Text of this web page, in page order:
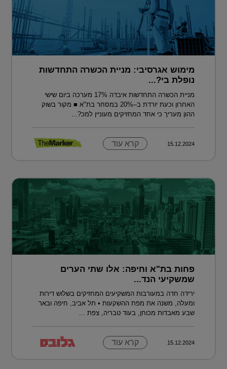
מימוש אגרסיבי: מניית הכשרה התחדשות
נופלת בי?...
מניית הכשרה התחדשות איבדה 17% מערכה ביום שישי
האחרון וכעת יורדת ב–20% במסחר בת"א ■ מקור בשוק
ההון מעריך כי אחד המחזיקים מעוניין למכ?...
15.12.2024 קרא עוד
פחות בת"א וחיפה: אלו שתי הערים
שמשקיעי הנד...
ירידה חדה במעורבות המשקיעים המחזיקים בשלוש דירות
ומעלה, משנה את מפת ההשקעות • תל אביב, חיפה ובאר
שבע מאבדות מכוחן, בעוד טבריה, צפת ...
15.12.2024 קרא עוד